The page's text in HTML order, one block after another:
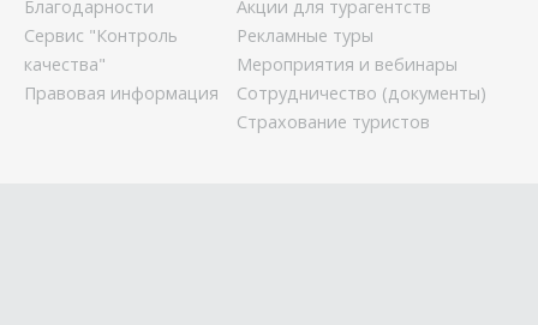
Благодарности
Сервис "Контроль
качества"
Правовая информация
Акции для турагентств
Рекламные туры
Мероприятия и вебинары
Сотрудничество (документы)
Страхование туристов